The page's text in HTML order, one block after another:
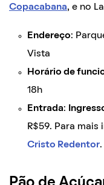
Copacabana, e no
Endereço:
Vista
Horário de
18h
Entrada:
R$59. Para mais
Cristo Redentor.